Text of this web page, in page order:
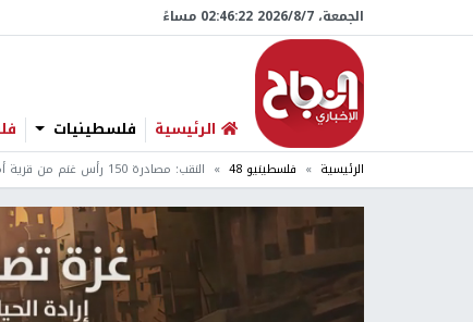
الجمعة، 7/‏8/‏2026 02:46:23 مساءً
الرئيسية فلسطينيات
الرئيسية فلسطينيو 48 النقب: مصادرة 150 رأس غنم من قرية أم بطين